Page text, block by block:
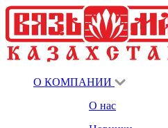
О КОМПАНИИ
О нас